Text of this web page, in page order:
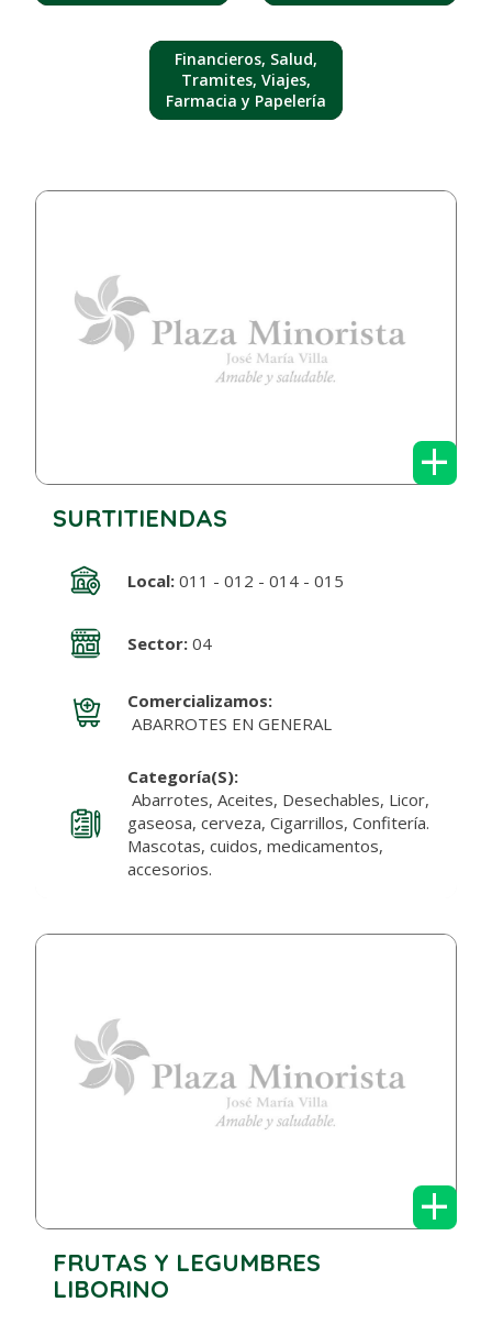
Financieros, Salud,
Tramites, Viajes,
Farmacia y Papelería
+
SURTITIENDAS
Local:011 - 012 - 014 - 015
Sector:04
Comercializamos:
ABARROTES EN GENERAL
Categoría(s):
Abarrotes, Aceites, Desechables, Licor,
gaseosa, cerveza, Cigarrillos, Confitería.
Mascotas, cuidos, medicamentos,
accesorios.
+
FRUTAS Y LEGUMBRES
LIBORINO